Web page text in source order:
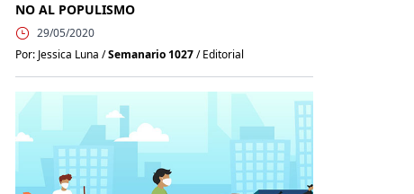
NO AL POPULISMO
29/05/2020
Por: Jessica Luna /Semanario 1027/ Editorial